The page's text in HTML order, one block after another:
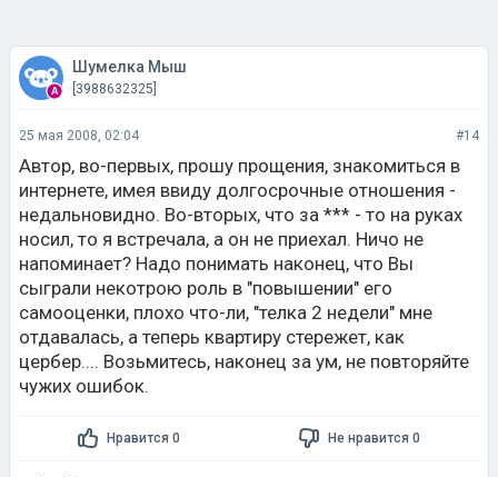
Шумелка Мыш
[3988632325]
25 мая 2008, 02:04 #14
Автор, во-первых, прошу прощения, знакомиться в
интернете, имея ввиду долгосрочные отношения -
недальновидно. Во-вторых, что за *** - то на руках
носил, то я встречала, а он не приехал. Ничо не
напоминает? Надо понимать наконец, что Вы
сыграли некотрою роль в "повышении" его
самооценки, плохо что-ли, "телка 2 недели" мне
отдавалась, а теперь квартиру стережет, как
цербер.... Возьмитесь, наконец за ум, не повторяйте
чужих ошибок.
Нравится 0 Не нравится 0